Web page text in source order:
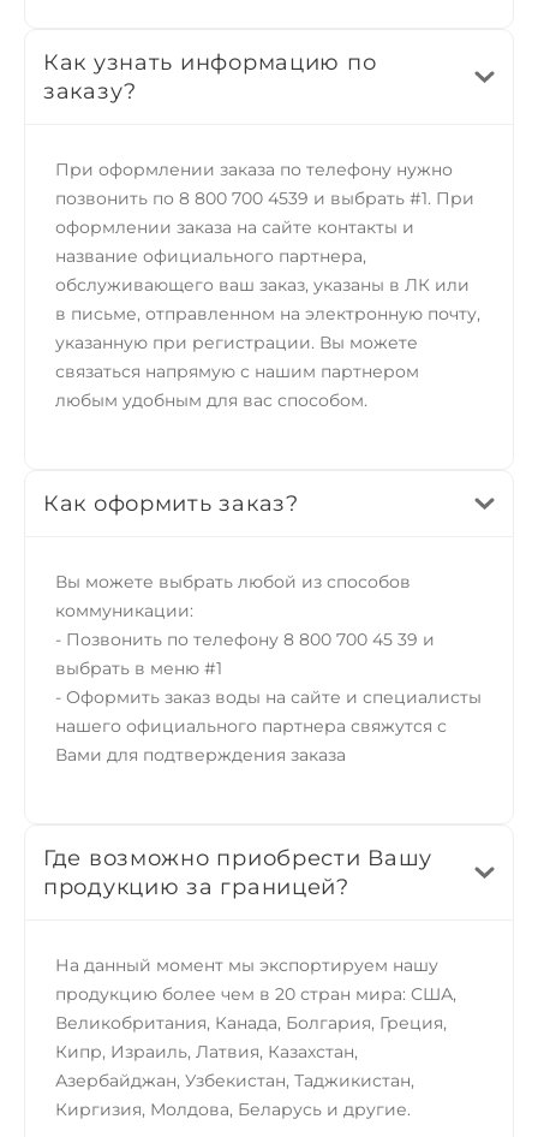
Как узнать информацию по
заказу?
При оформлении заказа по телефону нужно
позвонить по 8 800 700 4539 и выбрать #1. При
оформлении заказа на сайте контакты и
название официального партнера,
обслуживающего ваш заказ, указаны в ЛК или
в письме, отправленном на электронную почту,
указанную при регистрации. Вы можете
связаться напрямую с нашим партнером
любым удобным для вас способом.
Как оформить заказ?
Вы можете выбрать любой из способов
коммуникации:
- Позвонить по телефону 8 800 700 45 39 и
выбрать в меню #1
- Оформить заказ воды на сайте и специалисты
нашего официального партнера свяжутся с
Вами для подтверждения заказа
Где возможно приобрести Вашу
продукцию за границей?
На данный момент мы экспортируем нашу
продукцию более чем в 20 стран мира: США,
Великобритания, Канада, Болгария, Греция,
Кипр, Израиль, Латвия, Казахстан,
Азербайджан, Узбекистан, Таджикистан,
Киргизия, Молдова, Беларусь и другие.